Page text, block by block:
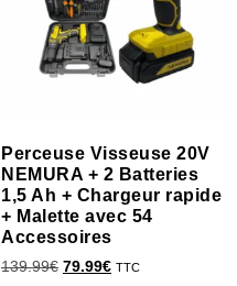
Perceuse Visseuse 20V
NEMURA + 2 Batteries
1,5 Ah + Chargeur rapide
+ Malette avec 54
Accessoires
139.99€ 79.99€ TTC